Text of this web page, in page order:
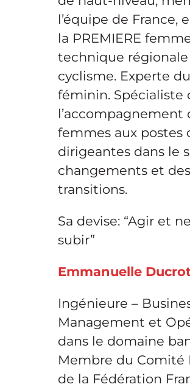
l’équipe de France,
la PREMIERE
technique
cyclisme. Experte
féminin. Spécialiste
l’accompagnement
femmes aux postes
dirigeantes dans le
changements et des
transitions.
Sa devise: “Agir et
subir”
Emmanuelle
Ingénieure –
Management et
dans le domaine
Membre du Comité
de la Fédération